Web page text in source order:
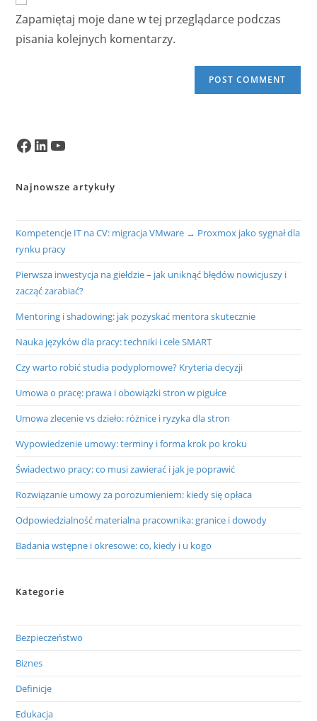
URL
(optional)
Zapamiętaj moje dane w tej przeglądarce podczas
pisania kolejnych komentarzy.
Facebook
LinkedInYouTube
Najnowsze artykuły
Kompetencje IT na CV: migracja VMware → Proxmox jako sygnał dla
rynku pracy
Pierwsza inwestycja na giełdzie – jak uniknąć błędów nowicjuszy i
zacząć zarabiać?
Mentoring i shadowing: jak pozyskać mentora skutecznie
Nauka języków dla pracy: techniki i cele SMART
Czy warto robić studia podyplomowe? Kryteria decyzji
Umowa o pracę: prawa i obowiązki stron w pigułce
Umowa zlecenie vs dzieło: różnice i ryzyka dla stron
Wypowiedzenie umowy: terminy i forma krok po kroku
Świadectwo pracy: co musi zawierać i jak je poprawić
Rozwiązanie umowy za porozumieniem: kiedy się opłaca
Odpowiedzialność materialna pracownika: granice i dowody
Badania wstępne i okresowe: co, kiedy i u kogo
Kategorie
Bezpieczeństwo
Biznes
Definicje
Edukacja